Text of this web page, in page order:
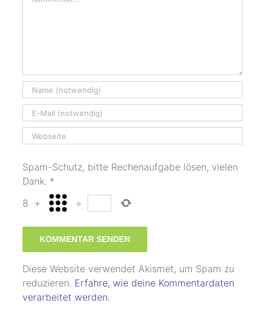
Spam-Schutz, bitte Rechenaufgabe lösen, vielen
Dank. *
8 + =
Diese Website verwendet Akismet, um Spam zu
reduzieren. Erfahre, wie deine Kommentardaten
verarbeitet werden.